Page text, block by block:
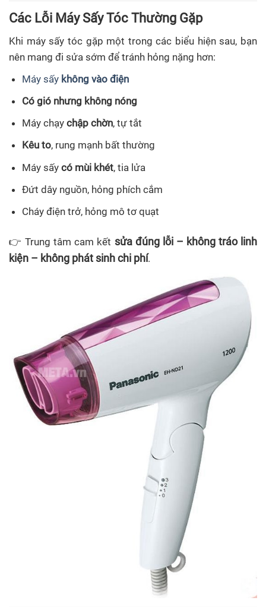
Các Lỗi Máy Sấy Tóc Thường Gặp
Khi máy sấy tóc gặp một trong các biểu hiện sau, bạn
nên mang đi sửa sớm để tránh hỏng nặng hơn:
Máy sấy không vào điện
Có gió nhưng không nóng
Máy chạychập chờn, tự tắt
Kêu to, rung mạnh bất thường
Máy sấycó mùi khét, tia lửa
Đứt dây nguồn, hỏng phích cắm
Cháy điện trở, hỏng mô tơ quạt
👉 Trung tâm cam kết sửa đúng lỗi – không tráo linh
kiện – không phát sinh chi phí.